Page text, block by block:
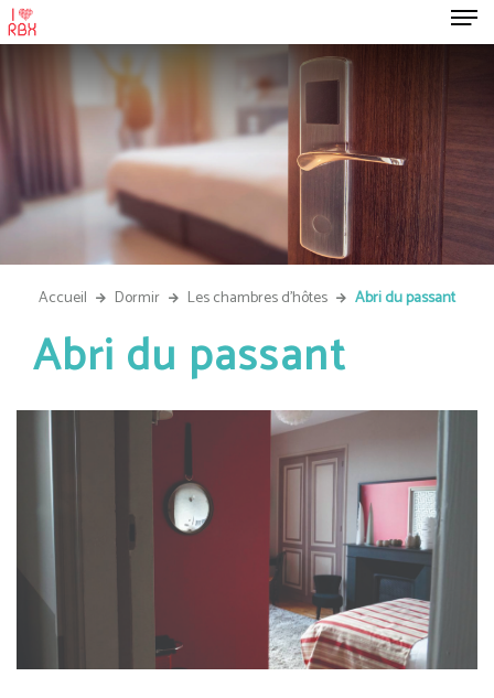
Accueil Dormir Les chambres d'hôtes Abri du passant
Abri du passant